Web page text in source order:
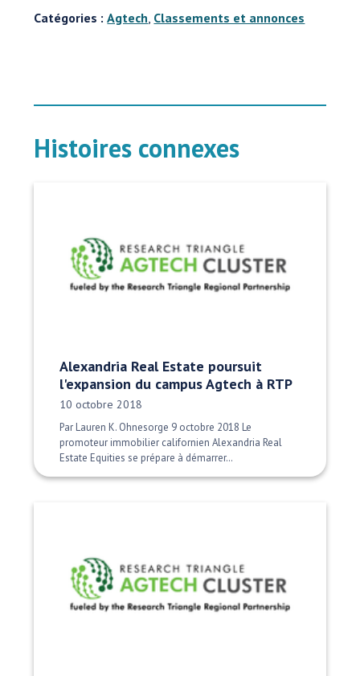
Catégories : Agtech Classements et annonces
Histoires connexes
Alexandria Real Estate poursuit
l'expansion du campus Agtech à RTP
Date publiée:
10 octobre 2018
Par Lauren K. Ohnesorge 9 octobre 2018 Le
promoteur immobilier californien Alexandria Real
Estate Equities se prépare à démarrer…